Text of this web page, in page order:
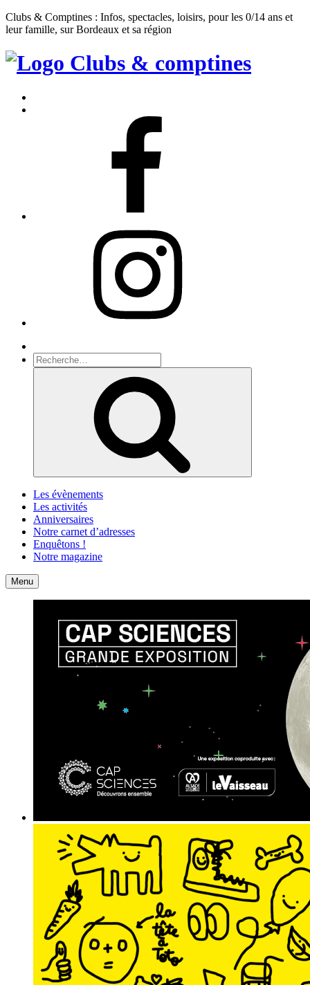
Clubs & Comptines : Infos, spectacles, loisirs, pour les 0/14 ans et
leur famille, sur Bordeaux et sa région
Clubs
Comptines
Recherche
pour
Les évènements
Les activités
Anniversaires
Notre carnet d’adresses
Enquêtons !
Notre magazine
Accueil
Menu Contact